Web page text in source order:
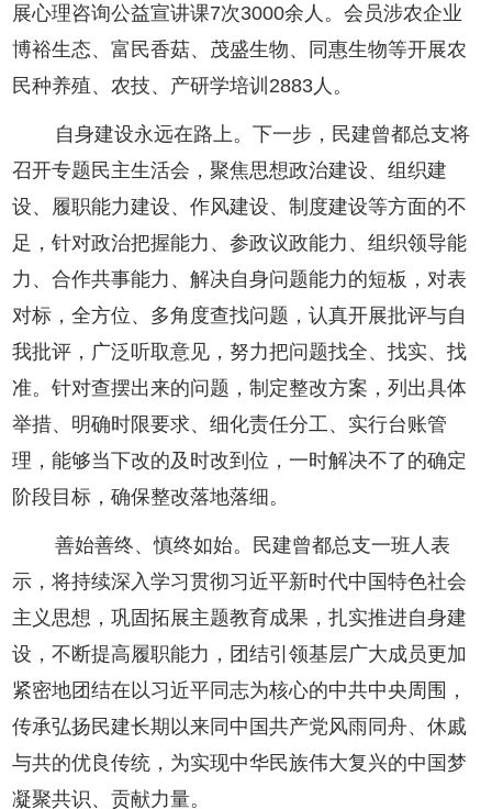
展心理咨询公益宣讲课7次3000余人。会员涉农企业
博裕生态、富民香菇、茂盛生物、同惠生物等开展农
民种养殖、农技、产研学培训2883人。
自身建设永远在路上。下一步，民建曾都总支将
召开专题民主生活会，聚焦思想政治建设、组织建
设、履职能力建设、作风建设、制度建设等方面的不
足，针对政治把握能力、参政议政能力、组织领导能
力、合作共事能力、解决自身问题能力的短板，对表
对标，全方位、多角度查找问题，认真开展批评与自
我批评，广泛听取意见，努力把问题找全、找实、找
准。针对查摆出来的问题，制定整改方案，列出具体
举措、明确时限要求、细化责任分工、实行台账管
理，能够当下改的及时改到位，一时解决不了的确定
阶段目标，确保整改落地落细。
善始善终、慎终如始。民建曾都总支一班人表
示，将持续深入学习贯彻习近平新时代中国特色社会
主义思想，巩固拓展主题教育成果，扎实推进自身建
设，不断提高履职能力，团结引领基层广大成员更加
紧密地团结在以习近平同志为核心的中共中央周围，
传承弘扬民建长期以来同中国共产党风雨同舟、休戚
与共的优良传统，为实现中华民族伟大复兴的中国梦
凝聚共识、贡献力量。